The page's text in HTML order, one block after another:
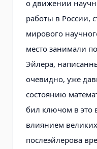
о движении
работы в России,
мирового
место занимали
Эйлера,
очевидно, уже
состоянию
бил ключом в это
влиянием
послеэйлерова